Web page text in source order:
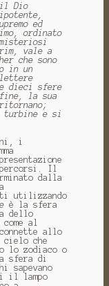
Dio
ed
ordinato
vale a
che sono
in un
lettere
dieci sfere
fine, la sua
turbine e si
i
Il
dalla
utilizzando
è la sfera
dello
al
allo
che
lo zodiaco o
sfera di
sapevano
il lampo